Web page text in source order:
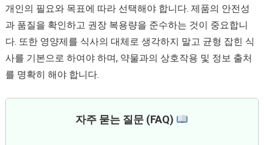
개인의 필요와 목표에 따라 선택해야 합니다. 제품의 안전성
과 품질을 확인하고 권장 복용량을 준수하는 것이 중요합니
다. 또한 영양제를 식사의 대체로 생각하지 말고 균형 잡힌 식
사를 기본으로 하여야 하며, 약물과의 상호작용 및 정보 출처
를 명확히 해야 합니다.
자주 묻는 질문 (FAQ)